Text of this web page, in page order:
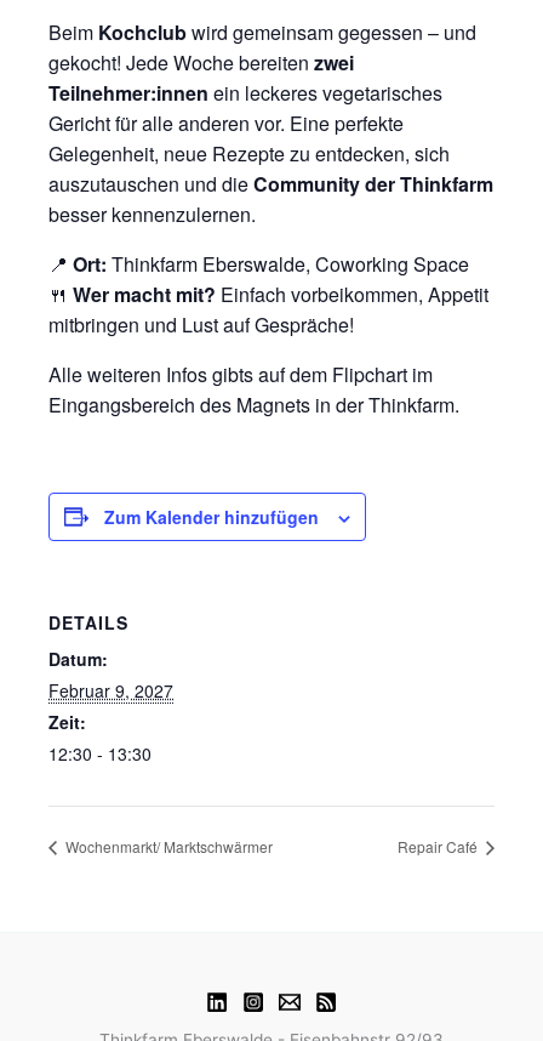
Beim Kochclubwird gemeinsam gegessen – und
gekocht! Jede Woche bereiten zwei
Teilnehmer:innen ein leckeres vegetarisches
Gericht für alle anderen vor. Eine perfekte
Gelegenheit, neue Rezepte zu entdecken, sich
auszutauschen und dieCommunity der Thinkfarm
besser kennenzulernen.
📍 Ort: Thinkfarm Eberswalde, Coworking Space
🍴 Wer macht mit? Einfach vorbeikommen, Appetit
mitbringen und Lust auf Gespräche!
Alle weiteren Infos gibts auf dem Flipchart im
Eingangsbereich des Magnets in der Thinkfarm.
Zum Kalender hinzufügen
DETAILS
Datum:
Februar 9, 2027
Zeit:
12:30 - 13:30
Wochenmarkt/ Marktschwärmer Repair Café